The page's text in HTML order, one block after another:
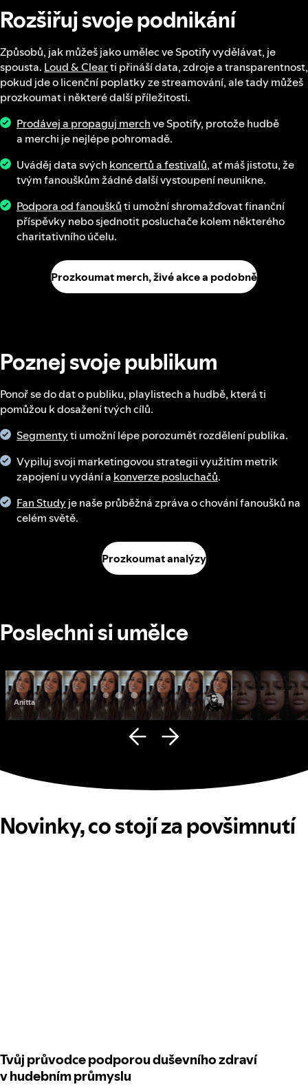
Rozšiřuj svoje podnikání
Způsobů, jak můžeš jako umělec ve Spotify vydělávat, je
spousta. Loud & Clearti přináší data, zdroje a transparentnost,
pokud jde o licenční poplatky ze streamování, ale tady můžeš
prozkoumat i některé další příležitosti.
Prodávej a propaguj merchve Spotify, protože hudbě
a merchi je nejlépe pohromadě.
Uváděj data svých koncertů a festivalů, ať máš jistotu, že
tvým fanouškům žádné další vystoupení neunikne.
Podpora od fanouškůti umožní shromažďovat finanční
příspěvky nebo sjednotit posluchače kolem některého
charitativního účelu.
Prozkoumat merch, živé akce a podobně
Poznej svoje publikum
Ponoř se do dat o publiku, playlistech a hudbě, která ti
pomůžou k dosažení tvých cílů.
Segmentyti umožní lépe porozumět rozdělení publika.
Vypiluj svoji marketingovou strategii využitím metrik
zapojení u vydání a konverze posluchačů.
Fan Study je naše průběžná zpráva o chování fanoušků na
celém světě.
Prozkoumat analýzy
Poslechni si umělce
Anitta Fana Hues
Novinky, co stojí za povšimnutí
Tvůj průvodce podporou duševního zdraví
v hudebním průmyslu